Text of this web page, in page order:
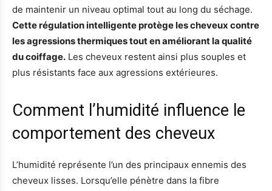
de maintenir un niveau optimal tout au long du séchage.
Cette régulation intelligente protège les cheveux contre
les agressions thermiques tout en améliorant la qualité
du coiffage. Les cheveux restent ainsi plus souples et
plus résistants face aux agressions extérieures.
Comment l’humidité influence le
comportement des cheveux
L’humidité représente l’un des principaux ennemis des
cheveux lisses. Lorsqu’elle pénètre dans la fibre